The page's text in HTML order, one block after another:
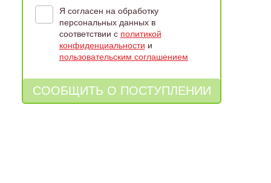
Я согласен на обработку
персональных данных в
соответствии с политикой
конфиденциальности и
пользовательским соглашением